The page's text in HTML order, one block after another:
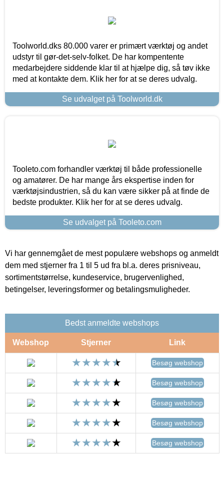
Toolworld.dks 80.000 varer er primært værktøj og andet
udstyr til gør-det-selv-folket. De har kompentente
medarbejdere siddende klar til at hjælpe dig, så tøv ikke
med at kontakte dem. Klik her for at se deres udvalg.
Se udvalget på Toolworld.dk
Tooleto.com forhandler værktøj til både professionelle
og amatører. De har mange års ekspertise inden for
værktøjsindustrien, så du kan være sikker på at finde de
bedste produkter. Klik her for at se deres udvalg.
Se udvalget på Tooleto.com
Vi har gennemgået de mest populære webshops og anmeldt
dem med stjerner fra 1 til 5 ud fra bl.a. deres prisniveau,
sortimentstørrelse, kundeservice, brugervenlighed,
betingelser, leveringsformer og betalingsmuligheder.
Bedst anmeldte webshops
Webshop Stjerner Link
Besøg webshop
Besøg webshop
Besøg webshop
Besøg webshop
Besøg webshop